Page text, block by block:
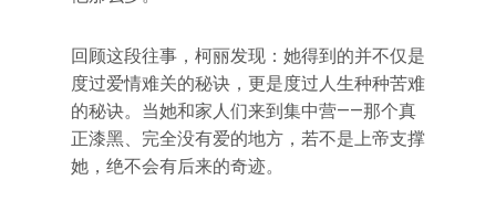
回顾这段往事，柯丽发现：她得到的并不仅是
度过爱情难关的秘诀，更是度过人生种种苦难
的秘诀。当她和家人们来到集中营——那个真
正漆黑、完全没有爱的地方，若不是上帝支撑
她，绝不会有后来的奇迹。